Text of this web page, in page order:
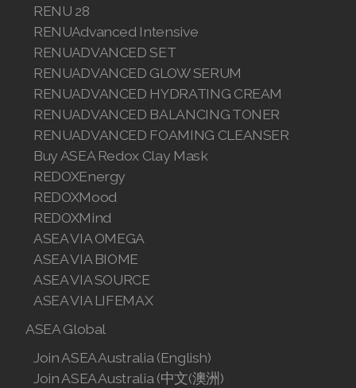
RENU 28
RENUAdvanced Intensive
RENUADVANCED SET
RENUADVANCED GLOW SERUM
RENUADVANCED HYDRATING CREAM
RENUADVANCED BALANCING TONER
RENUADVANCED FOAMING CLEANSER
Buy ASEA Redox Clay Mask
REDOXEnergy
REDOXMood
REDOXMind
ASEA VIA OMEGA
ASEA VIA BIOME
ASEA VIA SOURCE
ASEA VIA LIFEMAX
ASEA Global
Join ASEA Australia (English)
Join ASEA Australia (中文(澳洲)
Join ASEA New Zealand (English)
Join ASEA Norway (Norsk)
Join ASEA Philippines (English)
Join ASEA Poland (English)
Join ASEA Portugal (Português)
Join ASEA Romania (Română)
Join ASEA Slovakia (Slovenský)
Join ASEA Slovenia (Slovenščina)
Join ASEA Spain (Español)
Join ASEA Sweden (Svenska)